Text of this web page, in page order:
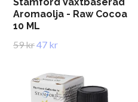
Aromaolja - Raw Cocoa
10 ML
59 kr47 kr